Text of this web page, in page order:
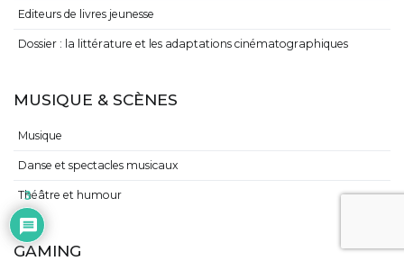
Editeurs de livres jeunesse
Dossier : la littérature et les adaptations cinématographiques
MUSIQUE & SCÈNES
Musique
Danse et spectacles musicaux
Théâtre et humour
GAMING
3